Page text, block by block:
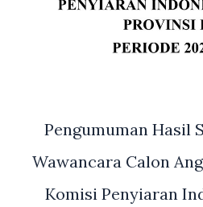
Pengumuman Hasil
Wawancara Calon
Komisi Penyiaran